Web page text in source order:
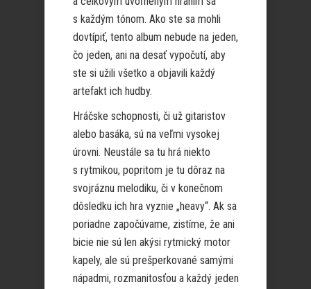
s každým tónom. Ako ste sa mohli
dovtípiť, tento album nebude na jeden,
čo jeden, ani na desať vypočutí, aby
ste si užili všetko a objavili každý
artefakt ich hudby.
Hráčske schopnosti, či už gitaristov
alebo basáka, sú na veľmi vysokej
úrovni. Neustále sa tu hrá niekto
s rytmikou, popritom je tu dôraz na
svojráznu melodiku, či v konečnom
dôsledku ich hra vyznie „heavy“. Ak sa
poriadne započúvame, zistíme, že ani
bicie nie sú len akýsi rytmický motor
kapely, ale sú prešperkované samými
nápadmi, rozmanitosťou a každý jeden